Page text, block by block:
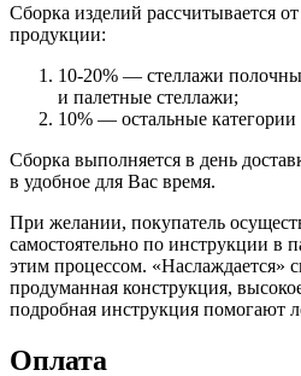
Сборка изделий рассчитывается
продукции:
10-20% — стеллажи
и палетные стеллажи;
10% — остальные категории
Сборка выполняется в день
в удобное для Вас время.
При желании, покупатель
самостоятельно по инструкции в
этим процессом. «Наслаждается»
продуманная конструкция,
подробная инструкция помогают
Оплата